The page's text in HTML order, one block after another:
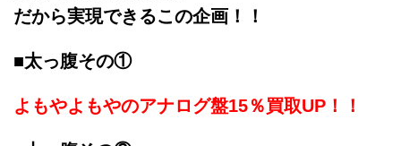
だから実現できるこの企画！！
■太っ腹その①
よもやよもやのアナログ盤15％買取UP！！